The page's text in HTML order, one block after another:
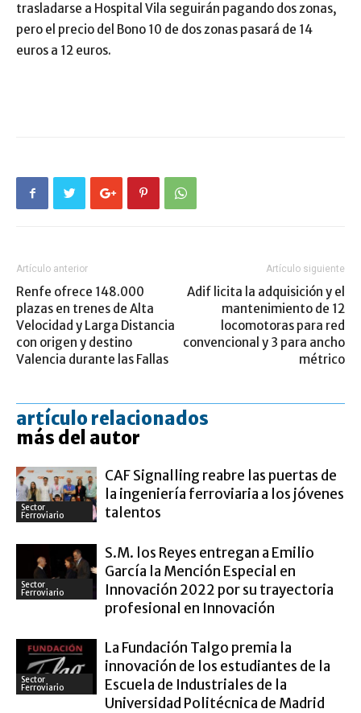
trasladarse a Hospital Vila seguirán pagando dos zonas,
pero el precio del Bono 10 de dos zonas pasará de 14
euros a 12 euros.
Artículo anterior
Renfe ofrece 148.000
plazas en trenes de Alta
Velocidad y Larga Distancia
con origen y destino
Valencia durante las Fallas
Artículo siguiente
Adif licita la adquisición y el
mantenimiento de 12
locomotoras para red
convencional y 3 para ancho
métrico
artículo relacionados
más del autor
Sector
Ferroviario
CAF Signalling reabre las puertas de
la ingeniería ferroviaria a los jóvenes
talentos
Sector
Ferroviario
S.M. los Reyes entregan a Emilio
García la Mención Especial en
Innovación 2022 por su trayectoria
profesional en Innovación
Sector
Ferroviario
La Fundación Talgo premia la
innovación de los estudiantes de la
Escuela de Industriales de la
Universidad Politécnica de Madrid